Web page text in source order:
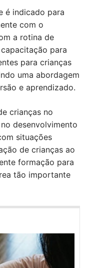
é indicado para
com o
a rotina de
para
para crianças
uma abordagem
e aprendizado.
crianças no
desenvolvimento
situações
de crianças ao
formação para
tão importante